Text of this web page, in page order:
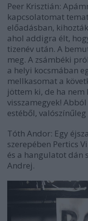
Peer Krisztián:
kapcsolatomat
előadásban,
ahol addigra élt,
tizenév után. A
meg. A zsámbéki
a helyi kocsmában
mellkasomat a
jöttem ki, de ha nem
visszamegyek!
estéből,
Tóth Andor: Egy
szerepében Pertics
és a hangulatot dán
Andrej.